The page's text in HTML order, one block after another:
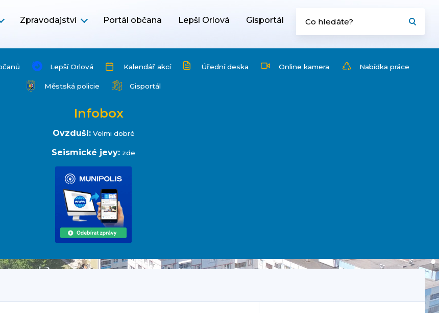
Zpravodajství Portál občana Lepší Orlová Gisportál
Lepší Orlová Kalendář akcí Úřední deska Online kamera Nabídka práce
Městská policie Gisportál
Infobox
Ovzduší: Velmi dobré
Seismické jevy: zde